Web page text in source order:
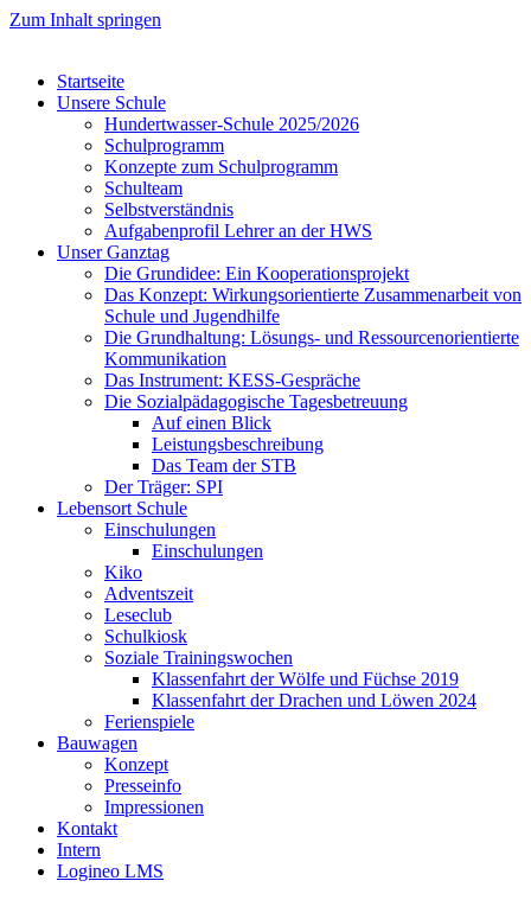
Zum Inhalt springen
Startseite
Unsere Schule
Hundertwasser-Schule 2025/2026
Schulprogramm
Konzepte zum Schulprogramm
Schulteam
Selbst­ver­ständ­nis
Aufgabenprofil Lehrer an der HWS
Unser Ganztag
Die Grundidee: Ein Kooperationsprojekt
Das Konzept: Wirkungsorientierte Zusammenarbeit von
Schule und Jugendhilfe
Die Grundhaltung: Lösungs- und Ressourcenorientierte
Kommunikation
Das Instrument: KESS-Gespräche
Die Sozialpädagogische Tagesbetreuung
Auf einen Blick
Leistungsbeschreibung
Das Team der STB
Der Träger: SPI
Lebensort Schule
Einschulungen
Einschulungen
Kiko
Adventszeit
Leseclub
Schulkiosk
Soziale Trainingswochen
Klassenfahrt der Wölfe und Füchse 2019
Klassenfahrt der Drachen und Löwen 2024
Ferienspiele
Bauwagen
Konzept
Presseinfo
Impressionen
Kontakt
Intern
Logineo LMS